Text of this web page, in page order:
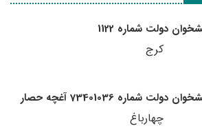
دولت شماره 1122
کرج
دولت شماره 73401036 آغچه حصار
چهارباغ